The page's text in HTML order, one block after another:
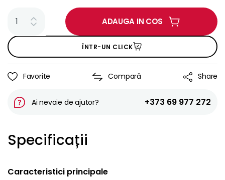
ADAUGA IN COS
ÎNTR-UN CLICK
Favorite Compară Share
Ai nevoie de ajutor? +373 69 977 272
Specificații
Caracteristici principale